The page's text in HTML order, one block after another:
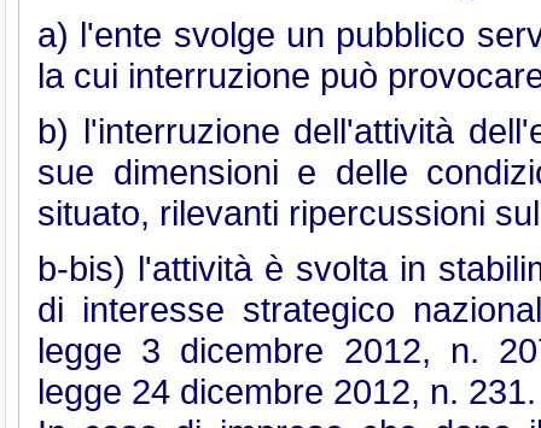
a) l'ente svolge un pubblico
la cui interruzione può
b) l'interruzione dell'attività
sue dimensioni e delle
situato, rilevanti ripercussioni
b-bis) l'attività è svolta in
di interesse strategico
legge 3 dicembre 2012, n.
legge 24 dicembre 2012, n. 231.